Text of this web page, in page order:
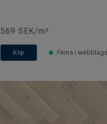
569 SEK/m²
Köp Finns i